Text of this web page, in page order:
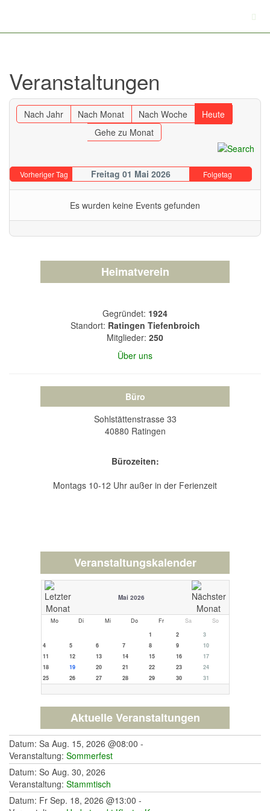
Veranstaltungen
Nach Jahr Nach Monat Nach Woche
Heute
Gehe zu Monat
Vorheriger Tag Freitag 01 Mai 2026 Folgetag
Es wurden keine Events gefunden
Heimatverein
Gegründet: 1924
Standort: Ratingen Tiefenbroich
Mitglieder: 250
Über uns
Büro
Sohlstättenstrasse 33
40880 Ratingen
Bürozeiten:
Montags 10-12 Uhr außer in der Ferienzeit
Veranstaltungskalender
Mai 2026
Mo Di Mi Do Fr Sa
So
1
2
3
4
5 6 7 8 9
10
11
12 13 14 15 16
17
18
19 20 21 22 23
24
25
26 27 28 29 30 31
Aktuelle Veranstaltungen
Datum: Sa Aug. 15, 2026 @08:00 -
Veranstaltung: Sommerfest
Datum: So Aug. 30, 2026
Veranstaltung: Stammtisch
Datum: Fr Sep. 18, 2026 @13:00 -